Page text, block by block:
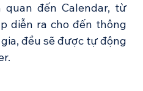
đến Calendar, từ
diễn ra cho đến thông
đều sẽ được tự động